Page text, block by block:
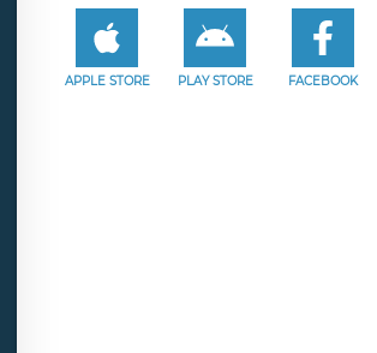
APPLE STORE PLAY STORE FACEBOOK